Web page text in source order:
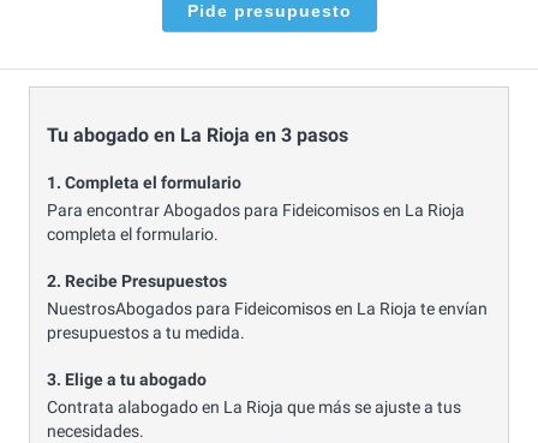
Pide presupuesto
Tu abogado en La Rioja en 3 pasos
1. Completa el formulario
Para encontrar Abogados para Fideicomisos en La Rioja
completa el formulario.
2. Recibe Presupuestos
NuestrosAbogados para Fideicomisos en La Rioja te envían
presupuestos a tu medida.
3. Elige a tu abogado
Contrata alabogado en La Rioja que más se ajuste a tus
necesidades.